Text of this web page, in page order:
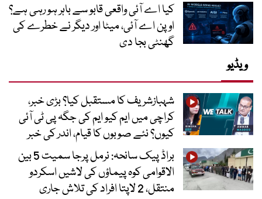
کیا اے آئی واقعی قابو سے باہر ہو رہی ہے؟
اوپن اے آئی، میٹا اور دیگر نے خطرے کی
گھنٹی بجا دی
ویڈیو
شہبازشریف کا مستقبل کیا؟ بڑی خبر،
کراچی میں ایم کیو ایم کی جگہ پی ٹی آئی
کیوں؟ نئے صوبوں کا قیام، اندر کی خبر
براڈ پیک سانحہ: نرمل پرجا سمیت 5 بین
الاقوامی کوہ پیماؤں کی لاشیں اسکردو
منتقل، 2 لاپتا افراد کی تلاش جاری